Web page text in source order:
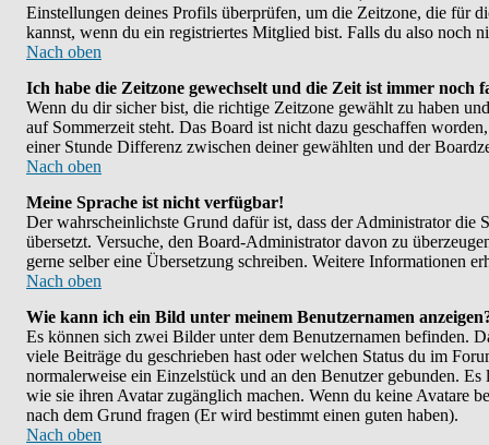
Einstellungen deines Profils überprüfen, um die Zeitzone, die für
kannst, wenn du ein registriertes Mitglied bist. Falls du also noch
Nach oben
Ich habe die Zeitzone gewechselt und die Zeit ist immer noch
Wenn du dir sicher bist, die richtige Zeitzone gewählt zu haben
auf Sommerzeit steht. Das Board ist nicht dazu geschaffen
einer Stunde Differenz zwischen deiner gewählten und der
Nach oben
Meine Sprache ist nicht verfügbar!
Der wahrscheinlichste Grund dafür ist, dass der Administrator die
übersetzt. Versuche, den Board-Administrator davon zu
gerne selber eine Übersetzung schreiben. Weitere Informationen
Nach oben
Wie kann ich ein Bild unter meinem Benutzernamen
Es können sich zwei Bilder unter dem Benutzernamen befinden.
viele Beiträge du geschrieben hast oder welchen Status du im
normalerweise ein Einzelstück und an den Benutzer gebunden.
wie sie ihren Avatar zugänglich machen. Wenn du keine Avatare
nach dem Grund fragen (Er wird bestimmt einen guten haben).
Nach oben